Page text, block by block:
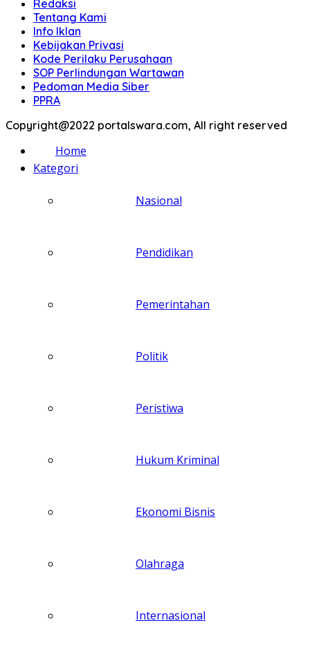
Redaksi
Tentang Kami
Info Iklan
Kebijakan Privasi
Kode Perilaku Perusahaan
SOP Perlindungan Wartawan
Pedoman Media Siber
PPRA
Copyright@2022 portalswara.com, All right reserved
Home
Kategori
Nasional
Pendidikan
Pemerintahan
Politik
Peristiwa
Hukum Kriminal
Ekonomi Bisnis
Olahraga
Internasional